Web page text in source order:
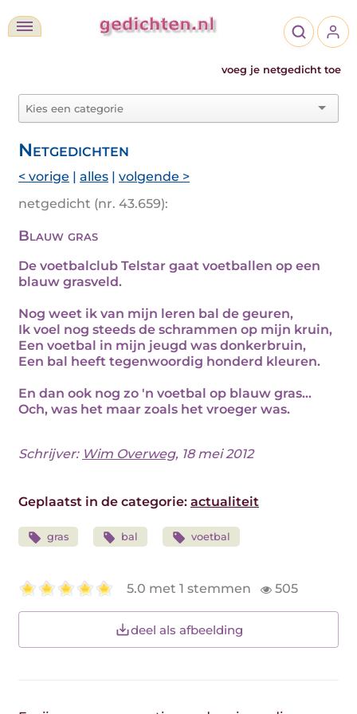
voeg je netgedicht toe
Netgedichten
< vorige | alles | volgende >
netgedicht (nr. 43.659):
Blauw gras
De voetbalclub Telstar gaat voetballen op een
blauw grasveld.
Nog weet ik van mijn leren bal de geuren,
Ik voel nog steeds de schrammen op mijn kruin,
Een voetbal in mijn jeugd was donkerbruin,
Een bal heeft tegenwoordig honderd kleuren.
En dan ook nog zo 'n voetbal op blauw gras...
Och, was het maar zoals het vroeger was.
Schrijver: Wim Overweg, 18 mei 2012
Geplaatst in de categorie: actualiteit
gras bal voetbal
5.0 met 1 stemmen 505
deel als afbeelding